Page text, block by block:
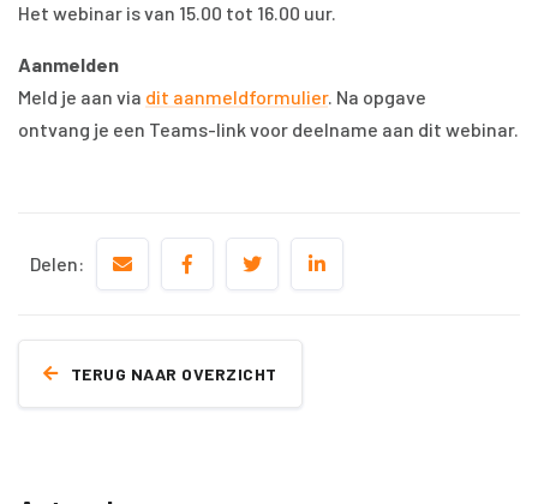
Het webinar is van 15.00 tot 16.00 uur.
Aanmelden
Meld je aan via dit aanmeldformulier. Na opgave
ontvang je een Teams-link voor deelname aan dit webinar.
Delen:
TERUG NAAR OVERZICHT